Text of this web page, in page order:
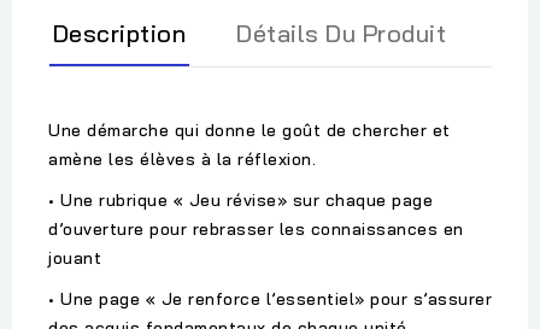
Description Détails Du Produit
Une démarche qui donne le goût de chercher et
amène les élèves à la réflexion.
• Une rubrique « Jeu révise» sur chaque page
d’ouverture pour rebrasser les connaissances en
jouant
• Une page « Je renforce l’essentiel» pour s’assurer